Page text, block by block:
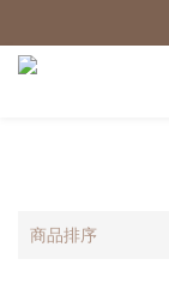
商品排序